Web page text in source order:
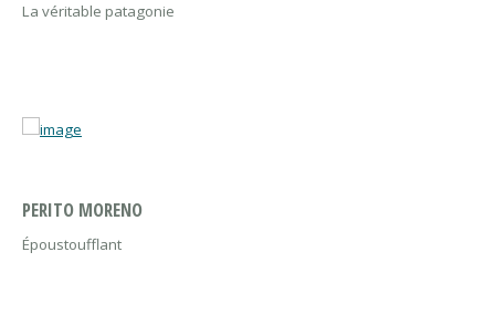
La véritable patagonie
PERITO MORENO
Époustoufflant